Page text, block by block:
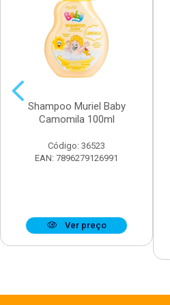
Shampoo Muriel Baby
Camomila 100ml
Código: 36523
EAN: 7896279126991
Ver preço